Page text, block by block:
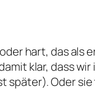
hart, das als
klar, dass
später). Oder